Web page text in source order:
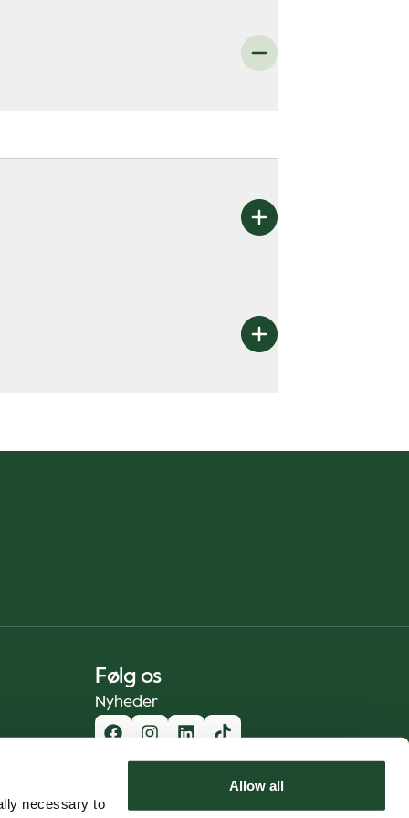
necessary to
Allow all
Følg os
Nyheder